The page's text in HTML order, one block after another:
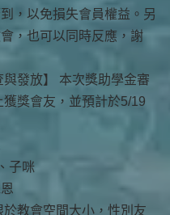
，以免損失會員權益。另
，也可以同時反應，謝
與發放】 本次獎助學金審
獎會友，並預計於5/19
子咪
於教會空間大小，性別友